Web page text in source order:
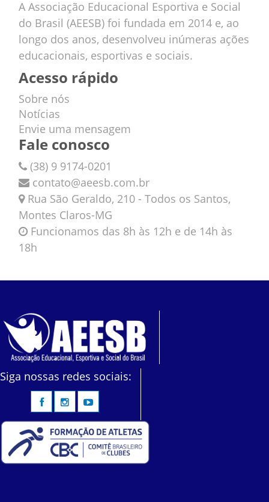
A Associação Educacional Esportiva e Social
do Brasil (AEESB) foi fundada em 2014 e, ao
longo dos anos, desenvolveu inúmeras ações
educacionais, esportivas e sociais.
Acesso rápido
Sobre nós
Notícias
Envie uma mensagem
Fale conosco
(38) 9 9174-0201
contato@aeesb.com.br
Rua São Geraldo, 210 - Todos os Santos,
Montes Claros-MG
Funcionamos das 8h às 12h e de 14h às
18h
Siga nossas redes sociais: